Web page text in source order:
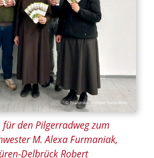
© Franziskanerinnen Salzkotten
den Pilgerradweg zum
M. Alexa Furmaniak,
Delbrück Robert